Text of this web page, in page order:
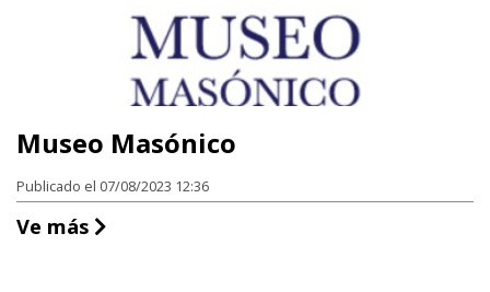
Museo Masónico
Publicado el 07/08/2023 12:36
Ve más Museo Masónico